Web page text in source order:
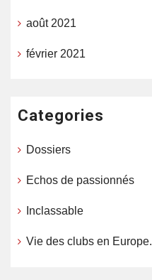
août 2021
février 2021
Categories
Dossiers
Echos de passionnés
Inclassable
Vie des clubs en Europe.